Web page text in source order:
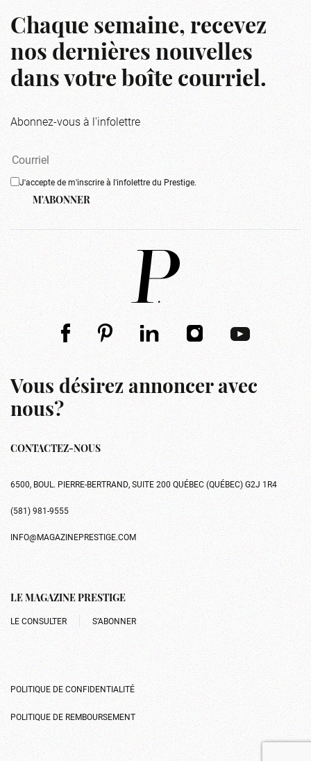
Chaque semaine, recevez
nos dernières nouvelles
dans votre boîte courriel.
Abonnez-vous à l'infolettre
J'accepte de m'inscrire à l'infolettre du Prestige.
M'ABONNER
Vous désirez annoncer avec
nous?
CONTACTEZ-NOUS
6500, BOUL. PIERRE-BERTRAND, SUITE 200 QUÉBEC (QUÉBEC) G2J 1R4
(581) 981-9555
INFO@MAGAZINEPRESTIGE.COM
LE MAGAZINE PRESTIGE
LE CONSULTER S’ABONNER
POLITIQUE DE CONFIDENTIALITÉ
POLITIQUE DE REMBOURSEMENT